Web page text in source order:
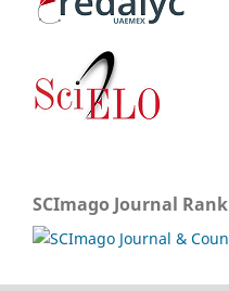
SCImago Journal Rank